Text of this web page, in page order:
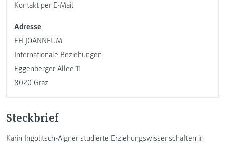
Kontakt per E-Mail
Adresse
FH JOANNEUM
Internationale Beziehungen
Eggenberger Allee 11
8020 Graz
Steckbrief
Karin Ingolitsch-Aigner studierte Erziehungswissenschaften in